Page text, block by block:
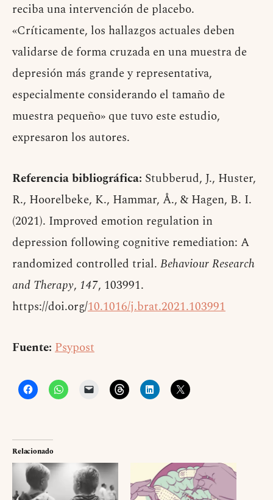
reciba una intervención de placebo.
«Críticamente, los hallazgos actuales deben
validarse de forma cruzada en una muestra de
depresión más grande y representativa,
especialmente considerando el tamaño de
muestra pequeño» que tuvo este estudio,
expresaron los autores.
Referencia bibliográfica: Stubberud, J., Huster,
R., Hoorelbeke, K., Hammar, Å., & Hagen, B. I.
(2021). Improved emotion regulation in
depression following cognitive remediation: A
randomized controlled trial. Behaviour Research
and Therapy, 147, 103991.
https://doi.org/10.1016/j.brat.2021.103991
Fuente: Psypost
Relacionado